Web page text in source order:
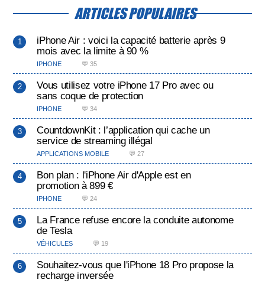
ARTICLES POPULAIRES
iPhone Air : voici la capacité batterie après 9
mois avec la limite à 90 %
IPHONE 💬 35
Vous utilisez votre iPhone 17 Pro avec ou
sans coque de protection
IPHONE 💬 34
CountdownKit : l’application qui cache un
service de streaming illégal
APPLICATIONS MOBILE 💬 27
Bon plan : l'iPhone Air d'Apple est en
promotion à 899 €
IPHONE 💬 24
La France refuse encore la conduite autonome
de Tesla
VÉHICULES 💬 19
Souhaitez-vous que l'iPhone 18 Pro propose la
recharge inversée